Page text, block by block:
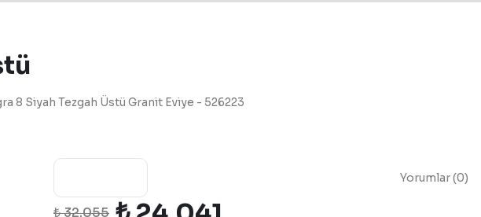
8 Siyah Tezgah Üstü Granit Eviye - 526223
Yorumlar (0)
₺ 32.055